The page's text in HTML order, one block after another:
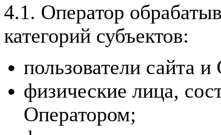
4.1. Оператор
категорий субъектов:
пользователи сайта
физические лица,
Оператором;